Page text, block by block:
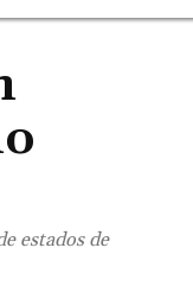
estados de